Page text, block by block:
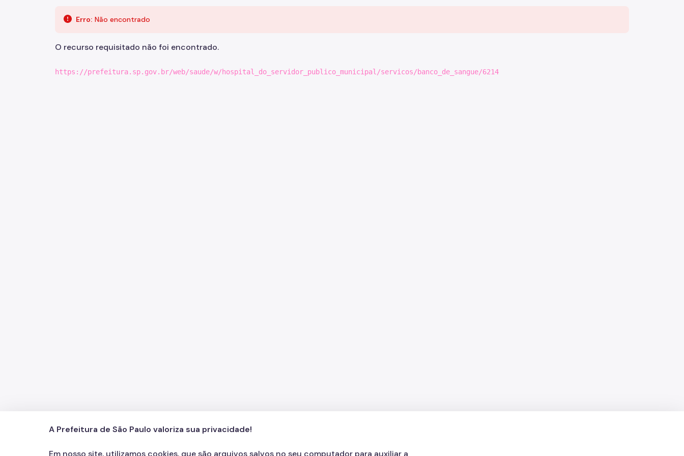
Erro: Não encontrado
O recurso requisitado não foi encontrado.
https://prefeitura.sp.gov.br/web/saude/w/hospital_do_servidor_publico_municipal/servicos/banco_de_sangue/6214
A Prefeitura de São Paulo valoriza sua privacidade!
Em nosso site, utilizamos cookies, que são arquivos salvos no seu computador para auxiliar a